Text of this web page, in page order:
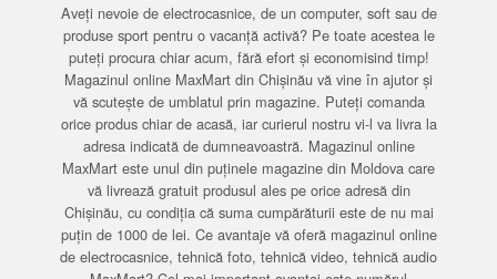
Aveți nevoie de electrocasnice, de un computer, soft sau de
produse sport pentru o vacanță activă? Pe toate acestea le
puteți procura chiar acum, fără efort și economisind timp!
Magazinul online MaxMart din Chișinău vă vine în ajutor și
vă scutește de umblatul prin magazine. Puteți comanda
orice produs chiar de acasă, iar curierul nostru vi-l va livra la
adresa indicată de dumneavoastră. Magazinul online
MaxMart este unul din puținele magazine din Moldova care
vă livrează gratuit produsul ales pe orice adresă din
Chișinău, cu condiția că suma cumpărăturii este de nu mai
puțin de 1000 de lei. Ce avantaje vă oferă magazinul online
de electrocasnice, tehnică foto, tehnică video, tehnică audio